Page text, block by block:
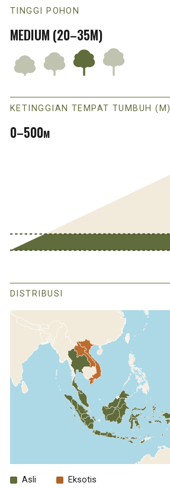
TINGGI POHON
MEDIUM (20–35M)
KETINGGIAN TEMPAT TUMBUH (M)
0–500M
DISTRIBUSI
Asli Eksotis